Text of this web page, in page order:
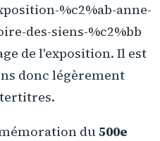
%c2%ab-anne-
des-siens-%c2%bb
de l'exposition. Il est
donc légèrement
du500e